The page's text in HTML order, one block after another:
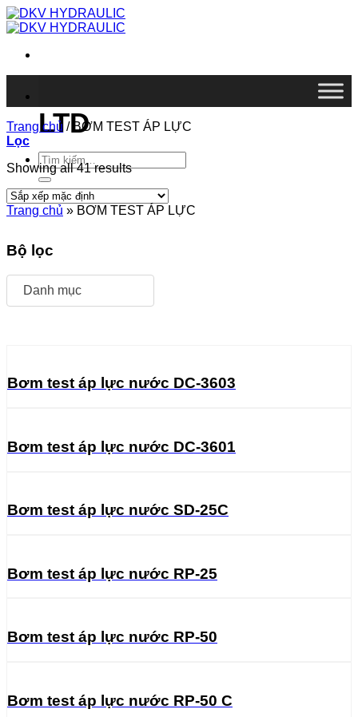
Chuyển
đến
dung
LTD
Tìm
kiếm:
Trang chủ /BƠM TEST ÁP LỰC
Lọc
Showing all 41 results
Trang chủ » BƠM TEST ÁP LỰC
Bộ lọc
Danh mục
Bơm test áp lực nước DC-3603
Bơm test áp lực nước DC-3601
Bơm test áp lực nước SD-25C
Bơm test áp lực nước RP-25
Bơm test áp lực nước RP-50
Bơm test áp lực nước RP-50 C